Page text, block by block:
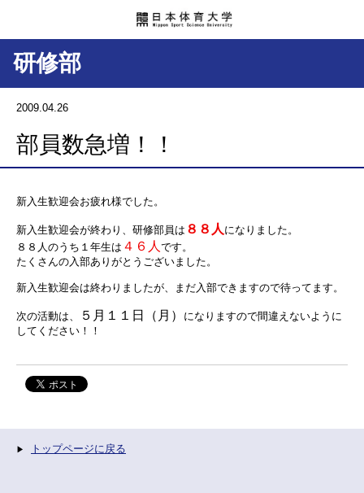
研修部
2009.04.26
部員数急増！！
新入生歓迎会お疲れ様でした。
新入生歓迎会が終わり、研修部員は ８８人 になりました。
８８人のうち１年生は ４６人 です。
たくさんの入部ありがとうございました。
新入生歓迎会は終わりましたが、まだ入部できますので待ってます。
次の活動は、 ５月１１日（月）
になりますので間違えないように
してください！！
トップページに戻る